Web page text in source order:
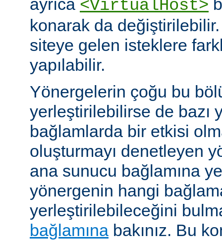
ayrıca <VirtualHost>
konarak da
siteye gelen isteklere
yapılabilir.
Yönergelerin çoğu bu
yerleştirilebilirse de bazı
bağlamlarda bir etkisi
oluşturmayı denetleyen
ana sunucu bağlamına
yönergenin hangi
yerleştirilebileceğini
bağlamına bakınız. Bu